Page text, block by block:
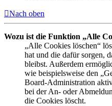
Nach oben
Wozu ist die Funktion „Alle
„Alle Cookies löschen“
hat und die dafür sorgen,
bleibst. Außerdem
wie beispielsweise den
Board-Administration
bei der An- oder
die Cookies löscht.